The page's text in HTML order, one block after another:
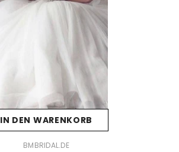
IN DEN WARENKORB
BMBRIDAL.DE